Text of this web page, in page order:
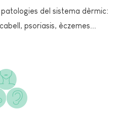
del sistema dèrmic:
psoriasis, èczemes...